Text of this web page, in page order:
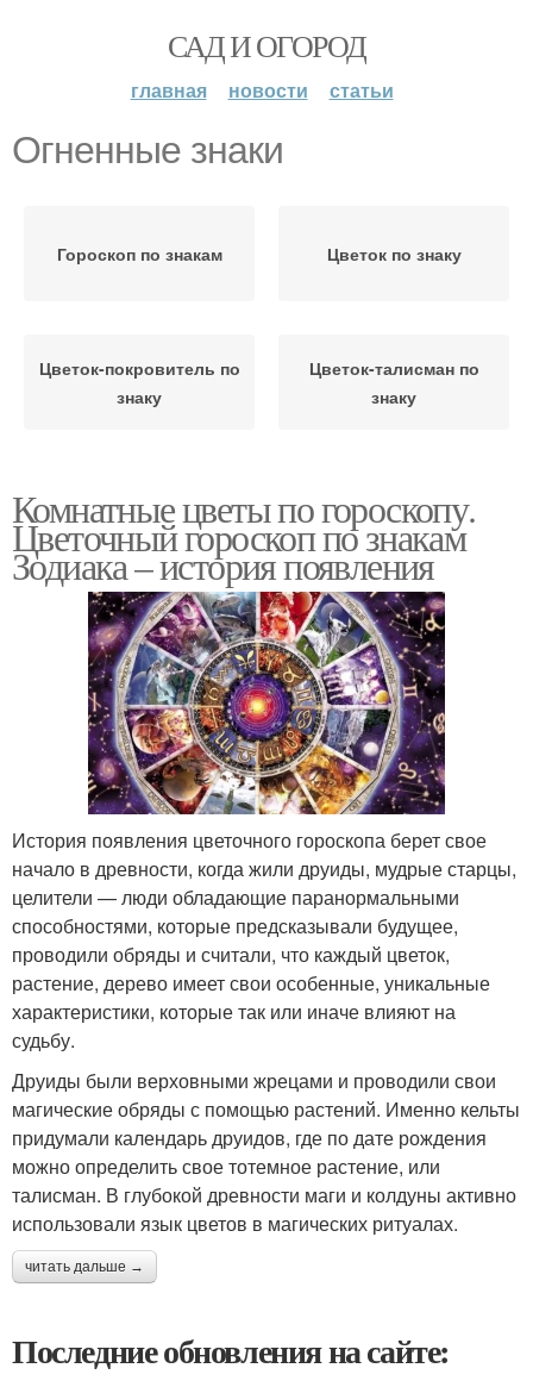
САД И ОГОРОД
главная новости статьи
Огненные знаки
Гороскоп по знакам Цветок по знаку
Цветок-покровитель по
знаку
Цветок-талисман по
знаку
Комнатные цветы по гороскопу.
Цветочный гороскоп по знакам
Зодиака – история появления
История появления цветочного гороскопа берет свое
начало в древности, когда жили друиды, мудрые старцы,
целители — люди обладающие паранормальными
способностями, которые предсказывали будущее,
проводили обряды и считали, что каждый цветок,
растение, дерево имеет свои особенные, уникальные
характеристики, которые так или иначе влияют на
судьбу.
Друиды были верховными жрецами и проводили свои
магические обряды с помощью растений. Именно кельты
придумали календарь друидов, где по дате рождения
можно определить свое тотемное растение, или
талисман. В глубокой древности маги и колдуны активно
использовали язык цветов в магических ритуалах.
читать дальше →
Последние обновления на сайте: